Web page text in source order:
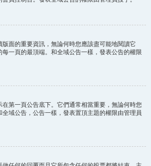
面的重要資訊，無論何時您應該盡可能地閱讀它
一頁的最頂端。和全域公告一樣，發表公告的權限
在第一頁公告底下。它們通常相當重要，無論何時您
域公告，公告一樣，發表置頂主題的權限由管理員